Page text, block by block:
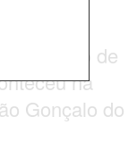
foi alvo de
na
Gonçalo do